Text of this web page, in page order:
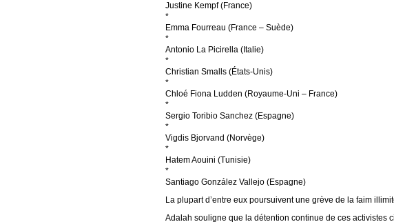
Justine Kempf (France)
*
Emma Fourreau (France – Suède)
*
Antonio La Picirella (Italie)
*
Christian Smalls (États-Unis)
*
Chloé Fiona Ludden (Royaume-Uni – France)
*
Sergio Toribio Sanchez (Espagne)
*
Vigdis Bjorvand (Norvège)
*
Hatem Aouini (Tunisie)
*
Santiago González Vallejo (Espagne)
La plupart d’entre eux poursuivent une grève de la faim
Adalah souligne que la détention continue de ces activistes